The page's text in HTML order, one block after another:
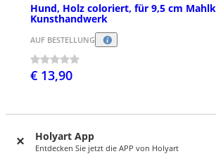
Holyart App
Entdecken Sie jetzt die APP von Holyart
Hund, Holz coloriert, für 9,5 cm
Kunsthandwerk
AUF BESTELLUNG
€ 13,90